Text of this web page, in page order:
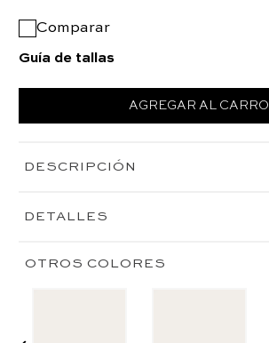
Comparar
Guía de tallas
AGREGAR AL CARRO
DESCRIPCIÓN
DETALLES
OTROS COLORES